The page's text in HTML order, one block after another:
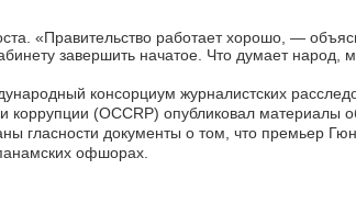
«Правительство работает хорошо, —
завершить начатое. Что думает
консорциум журналистских
и коррупции (OCCRP) опубликовал
гласности документы о том, что премьер
офшорах.